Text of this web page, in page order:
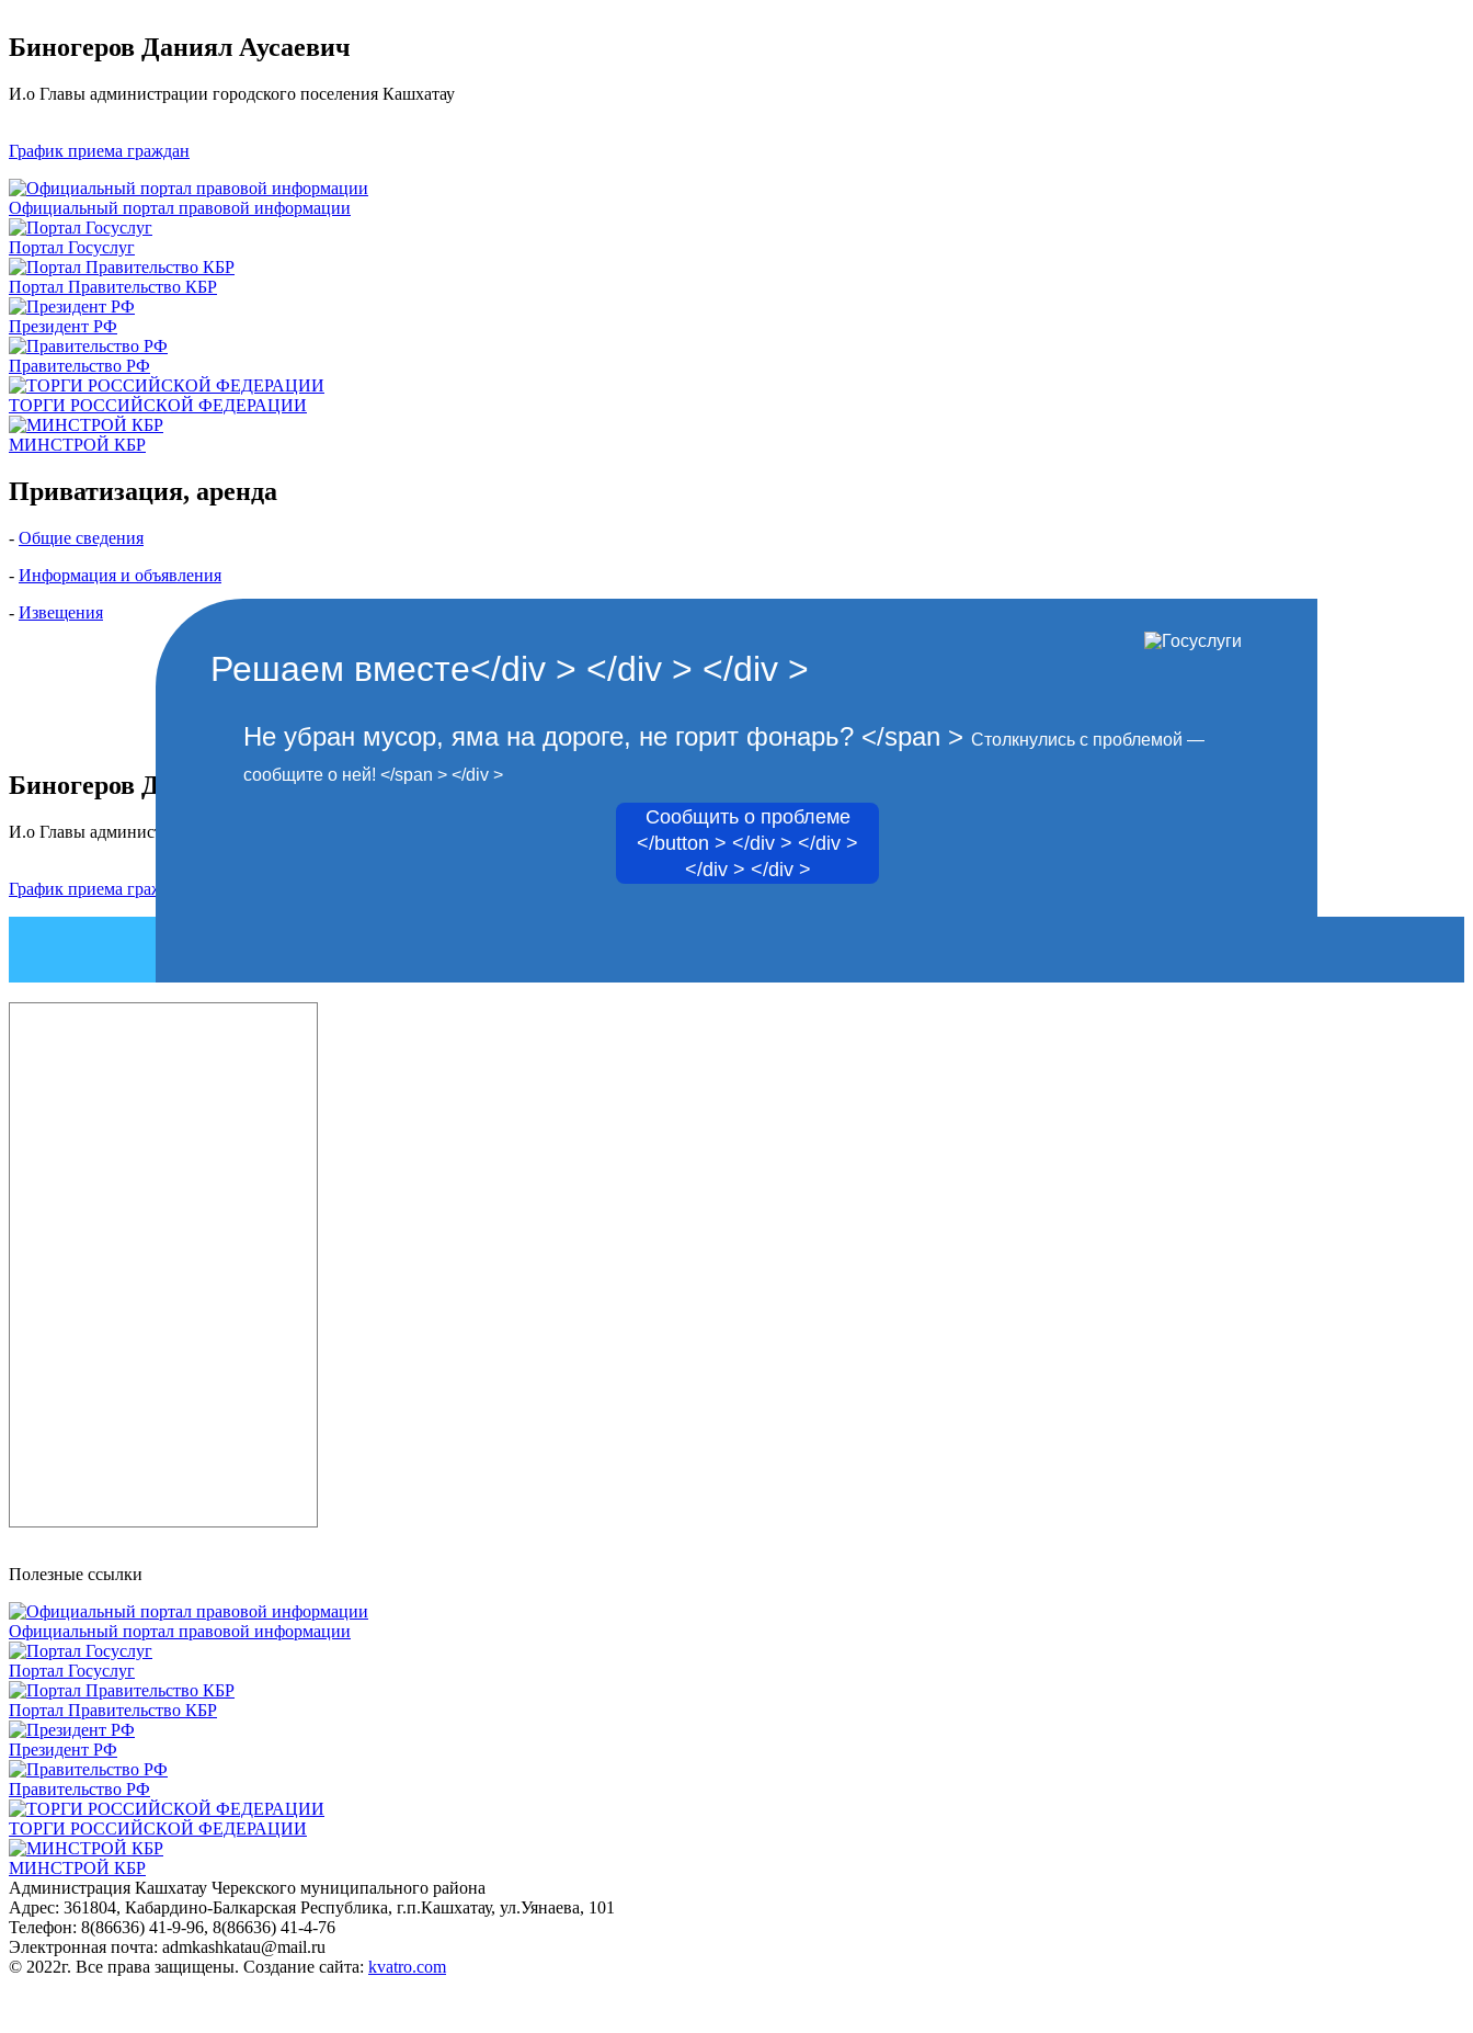
Биногеров Даниял Аусаевич
И.о Главы администрации городского поселения Кашхатау
График приема граждан
Официальный портал правовой информации
Портал Госуслуг
Портал Правительство КБР
Президент РФ
Правительство РФ
ТОРГИ РОССИЙСКОЙ ФЕДЕРАЦИИ
МИНСТРОЙ КБР
Приватизация, аренда
- Общие сведения
- Информация и объявления
- Извещения
Биногеров Даниял Аусаевич
И.о Главы администрации городского поселения Кашхатау
График приема граждан
Решаем вместе</div > </div > </div >
Не убран мусор, яма на дороге, не горит фонарь? </span > Столкнулись с проблемой —
сообщите о ней! </span > </div >
Сообщить о проблеме
</button > </div > </div >
</div > </div >
Полезные ссылки
Официальный портал правовой информации
Портал Госуслуг
Портал Правительство КБР
Президент РФ
Правительство РФ
ТОРГИ РОССИЙСКОЙ ФЕДЕРАЦИИ
МИНСТРОЙ КБР
Администрация Кашхатау Черекского муниципального района
Адрес: 361804, Кабардино-Балкарская Республика, г.п.Кашхатау, ул.Уянаева, 101
Телефон: 8(86636) 41-9-96, 8(86636) 41-4-76
Электронная почта: admkashkatau@mail.ru
© 2022г. Все права защищены. Создание сайта: kvatro.com